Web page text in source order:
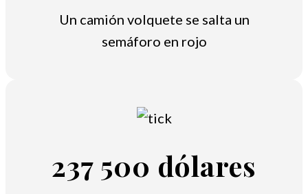
Un camión volquete se salta un
semáforo en rojo
237 500 dólares